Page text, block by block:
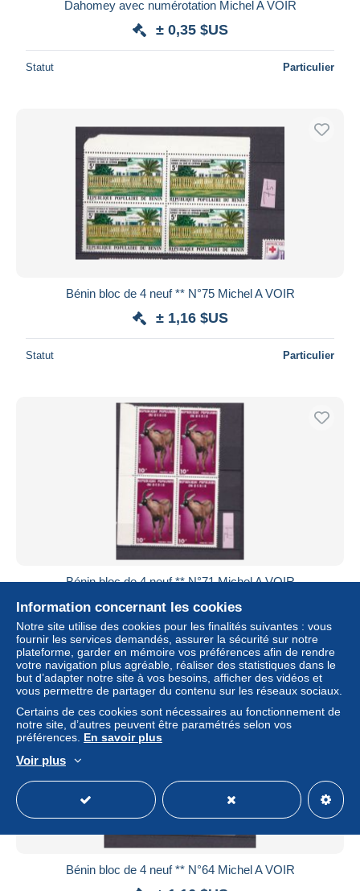
Dahomey avec numérotation Michel A VOIR
± 0,35 $US
Statut Particulier
Bénin bloc de 4 neuf ** N°75 Michel A VOIR
± 1,16 $US
Statut Particulier
Bénin bloc de 4 neuf ** N°71 Michel A VOIR
± 1,16 $US
Statut Particulier
Bénin bloc de 4 neuf ** N°64 Michel A VOIR
Information concernant les cookies
Notre site utilise des cookies pour les finalités suivantes : vous
fournir les services demandés, assurer la sécurité sur notre
plateforme, garder en mémoire vos préférences afin de rendre
votre navigation plus agréable, réaliser des statistiques dans le
but d’adapter notre site à vos besoins, afficher des vidéos et
vous permettre de partager du contenu sur les réseaux sociaux.
Certains de ces cookies sont nécessaires au fonctionnement de
notre site, d’autres peuvent être paramétrés selon vos
préférences. En savoir plus
Voir plus